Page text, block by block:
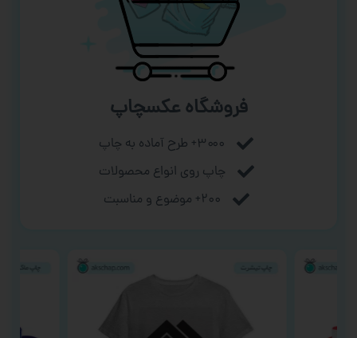
فروشگاه عکسچاپ
۳۰۰۰+ طرح آماده به چاپ
چاپ روی انواع محصولات
۲۰۰+ موضوع و مناسبت